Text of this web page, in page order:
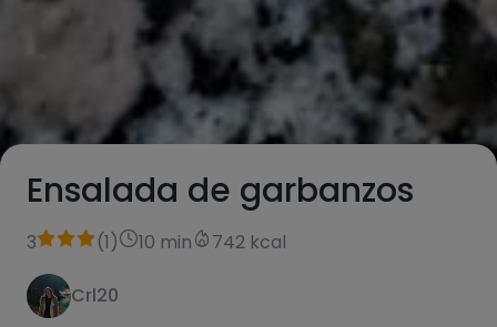
Ensalada de garbanzos
3 (1) 10 min 742 kcal
Crl20